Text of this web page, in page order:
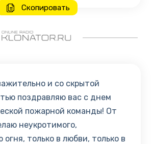
Скопировать
и со скрытой
поздравляю вас с днем
пожарной команды! От
неукротимого,
огня, только в любви, только в